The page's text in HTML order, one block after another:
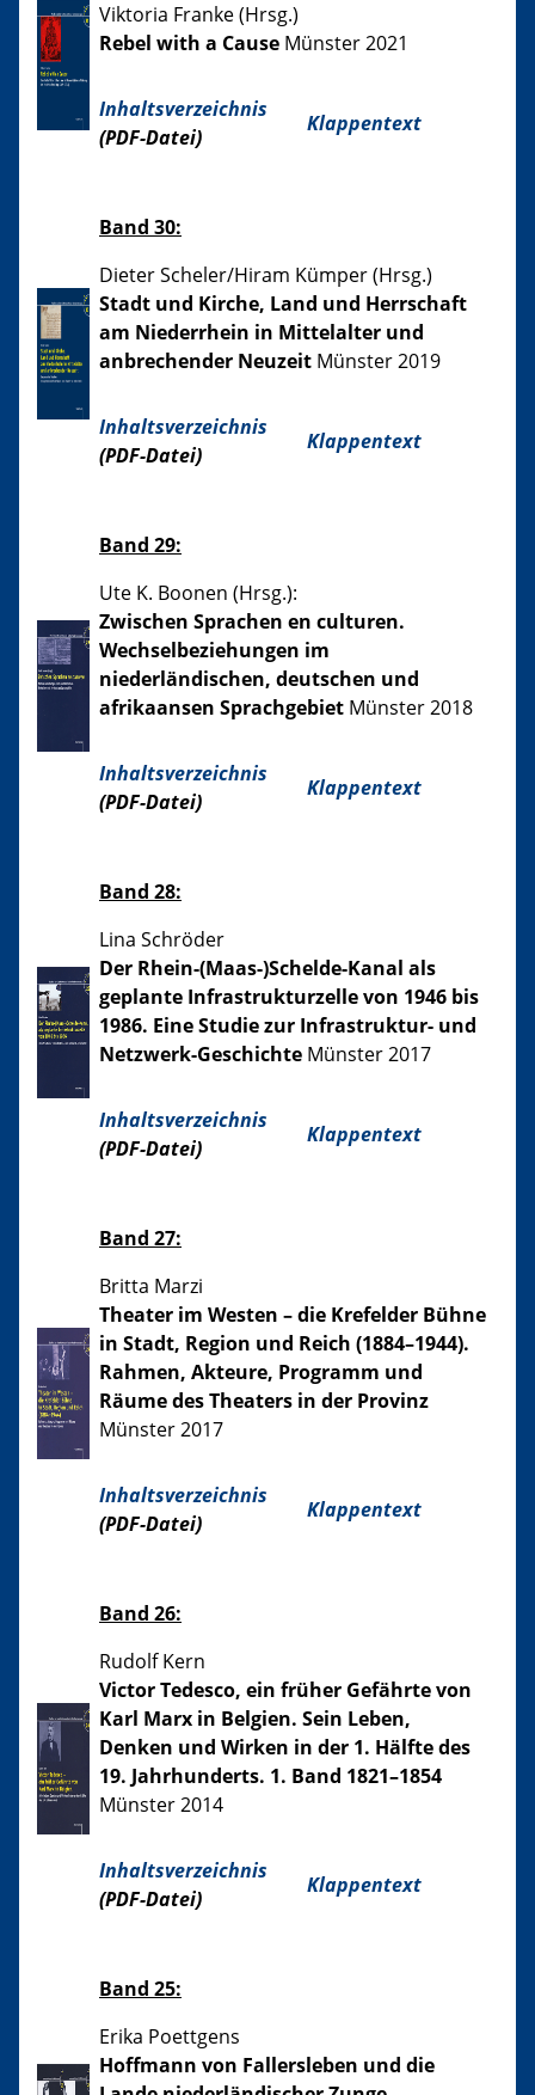
Viktoria Franke (Hrsg.)
Rebel with a Cause Münster 2021
Inhaltsverzeichnis
(PDF-Datei)
Klappentext
Band 30:
Dieter Scheler/Hiram Kümper (Hrsg.)
Stadt und Kirche, Land und Herrschaft
am Niederrhein in Mittelalter und
anbrechender Neuzeit Münster 2019
Inhaltsverzeichnis
(PDF-Datei)
Klappentext
Band 29:
Ute K. Boonen (Hrsg.):
Zwischen Sprachen en culturen.
Wechselbeziehungen im
niederländischen, deutschen und
afrikaansen Sprachgebiet Münster 2018
Inhaltsverzeichnis
(PDF-Datei)
Klappentext
Band 28:
Lina Schröder
Der Rhein-(Maas-)Schelde-Kanal als
geplante Infrastrukturzelle von 1946 bis
1986. Eine Studie zur Infrastruktur- und
Netzwerk-Geschichte Münster 2017
Inhaltsverzeichnis
(PDF-Datei)
Klappentext
Band 27:
Britta Marzi
Theater im Westen – die Krefelder Bühne
in Stadt, Region und Reich (1884–1944).
Rahmen, Akteure, Programm und
Räume des Theaters in der Provinz
Münster 2017
Inhaltsverzeichnis
(PDF-Datei)
Klappentext
Band 26:
Rudolf Kern
Victor Tedesco, ein früher Gefährte von
Karl Marx in Belgien. Sein Leben,
Denken und Wirken in der 1. Hälfte des
19. Jahrhunderts. 1. Band 1821–1854
Münster 2014
Inhaltsverzeichnis
(PDF-Datei)
Klappentext
Band 25:
Erika Poettgens
Hoffmann von Fallersleben und die